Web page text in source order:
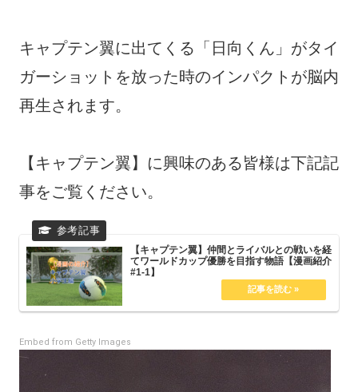
キャプテン翼に出てくる「日向くん」がタイ
ガーショットを放った時のインパクトが脳内
再生されます。
【キャプテン翼】に興味のある皆様は下記記
事をご覧ください。
【キャプテン翼】仲間とライバルとの戦いを経
てワールドカップ優勝を目指す物語【漫画紹介
#1-1】
Embed from Getty Images